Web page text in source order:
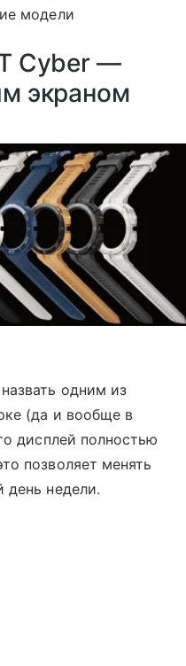
модели
Cyber —
экраном
одним из
(да и вообще в
дисплей полностью
позволяет менять
день недели.